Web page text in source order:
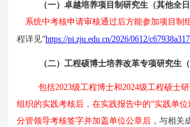
（一） 卓越培养项目制研究生（其他全
系统中考核申请审核通过后方能参加项目制
程详见“https://pi.zju.edu.cn/2026/0612/
（二）工程硕博士培养改革专项研究生
包括2023级工程博士和2024级工程硕士
组织的实践考核后，在实践报告中的“实践单位
分管领导考核签字并加盖单位公章后 ，与相关